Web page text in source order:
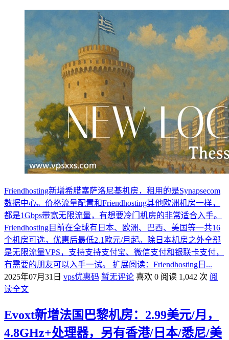
Friendhosting新增希腊塞萨洛尼基机房，租用的是Synapsecom
数据中心。价格流量配置和Friendhosting其他欧洲机房一样，
都是1Gbps带宽无限流量，有想要冷门机房的非常适合入手。
Friendhosting目前在全球有日本、欧洲、巴西、美国等一共16
个机房可选，优惠后最低2.1欧元/月起。除日本机房之外全部
是无限流量VPS，支持支持支付宝、微信支付和银联卡支付，
有需要的朋友可以入手一试。 扩展阅读：Friendhosting日...
2025年07月31日 vps优惠码 暂无评论 喜欢 0 阅读 1,042 次 阅
读全文
Evoxt新增法国巴黎机房：2.99美元/月，
4.8GHz+处理器，另有香港/日本/悉尼/美